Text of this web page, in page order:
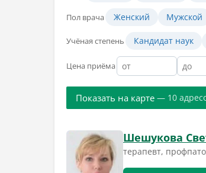
Пол врача Женский Мужской
Учёная степень Кандидат наук
Цена приёма
Показать на карте — 10
Шешукова
терапевт,